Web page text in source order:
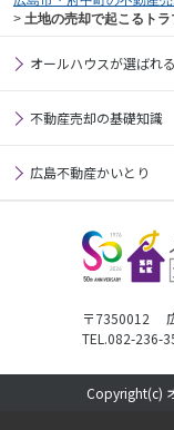
> 土地の売却で起こるト
オールハウスが選ばれ
不動産売却の基礎知識
広島不動産かいとり
〒7350012
TEL.082-236-
Copyright(c)